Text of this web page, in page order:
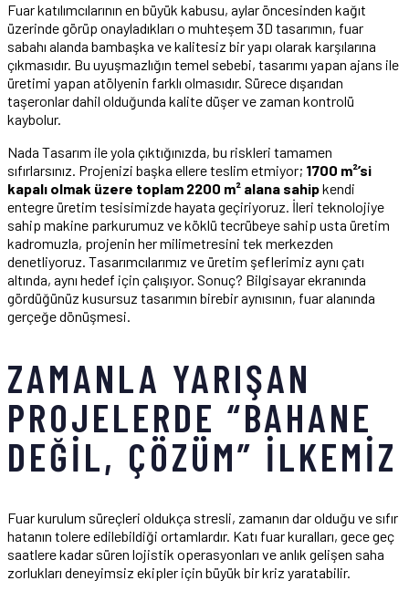
Fuar katılımcılarının en büyük kabusu, aylar öncesinden kağıt
üzerinde görüp onayladıkları o muhteşem 3D tasarımın, fuar
sabahı alanda bambaşka ve kalitesiz bir yapı olarak karşılarına
çıkmasıdır. Bu uyuşmazlığın temel sebebi, tasarımı yapan ajans ile
üretimi yapan atölyenin farklı olmasıdır. Sürece dışarıdan
taşeronlar dahil olduğunda kalite düşer ve zaman kontrolü
kaybolur.
Nada Tasarım ile yola çıktığınızda, bu riskleri tamamen
sıfırlarsınız. Projenizi başka ellere teslim etmiyor; 1700 m²’si
kapalı olmak üzere toplam 2200 m² alana sahipkendi
entegre üretim tesisimizde hayata geçiriyoruz. İleri teknolojiye
sahip makine parkurumuz ve köklü tecrübeye sahip usta üretim
kadromuzla, projenin her milimetresini tek merkezden
denetliyoruz. Tasarımcılarımız ve üretim şeflerimiz aynı çatı
altında, aynı hedef için çalışıyor. Sonuç? Bilgisayar ekranında
gördüğünüz kusursuz tasarımın birebir aynısının, fuar alanında
gerçeğe dönüşmesi.
ZAMANLA YARIŞAN
PROJELERDE “BAHANE
DEĞIL, ÇÖZÜM” İLKEMIZ
Fuar kurulum süreçleri oldukça stresli, zamanın dar olduğu ve sıfır
hatanın tolere edilebildiği ortamlardır. Katı fuar kuralları, gece geç
saatlere kadar süren lojistik operasyonları ve anlık gelişen saha
zorlukları deneyimsiz ekipler için büyük bir kriz yaratabilir.